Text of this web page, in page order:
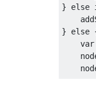
} else
} else